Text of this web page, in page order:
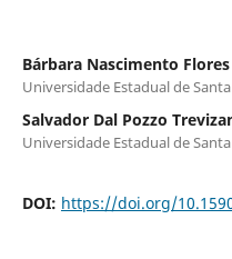
Bárbara Nascimento Flores
Universidade Estadual de
Salvador Dal Pozzo
Universidade Estadual de
DOI: https://doi.org/